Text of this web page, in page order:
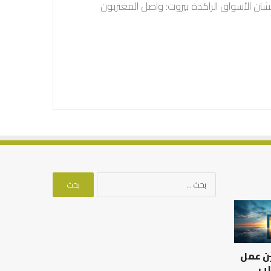
الأسواق الراكدة بيروت: واصل المغتربون
العلاقة
العلمية
بين
الإمام
مالكعمل
البحث